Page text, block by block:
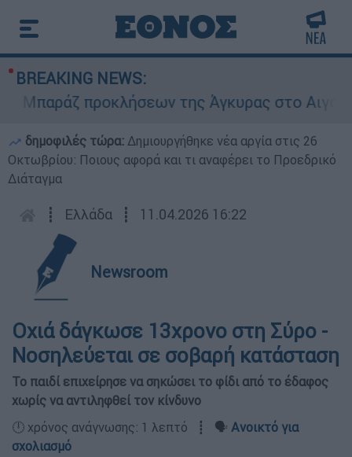
BREAKING NEWS:
προκλήσεων της Άγκυρας στο Αιγαίο:
δημοφιλές τώρα: Δημιουργήθηκε νέα αργία στις 26
Οκτωβρίου: Ποιους αφορά και τι αναφέρει το Προεδρικό
Διάταγμα
┋ Ελλάδα ┋ 11.04.2026 16:22
Newsroom
Οχιά δάγκωσε 13χρονο στη Σύρο -
Νοσηλεύεται σε σοβαρή κατάσταση
Το παιδί επιχείρησε να σηκώσει το φίδι από το έδαφος
χωρίς να αντιληφθεί τον κίνδυνο
🕛 χρόνος ανάγνωσης: 1 λεπτό ┋ 🗣️ Ανοικτό για
σχολιασμό